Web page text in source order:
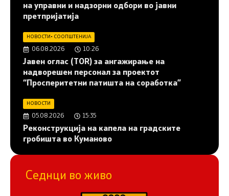
на управни и надзорни одбори во јавни
претпријатија
НОВОСТИ • СООПШТЕНИЈА
06.08.2026 10:26
Јавен оглас (ТОR) за ангажирање на
надворешен персонал за проектот
“Просперитетни патишта на соработка”
НОВОСТИ
05.08.2026 15:35
Реконструкција на капела на градските
гробишта во Куманово
Седнци во живо